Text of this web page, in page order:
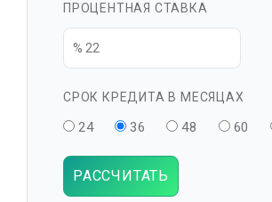
ПРОЦЕНТНАЯ СТАВКА
СРОК КРЕДИТА В МЕСЯЦАХ
24 36 48 60
РАССЧИТАТЬ